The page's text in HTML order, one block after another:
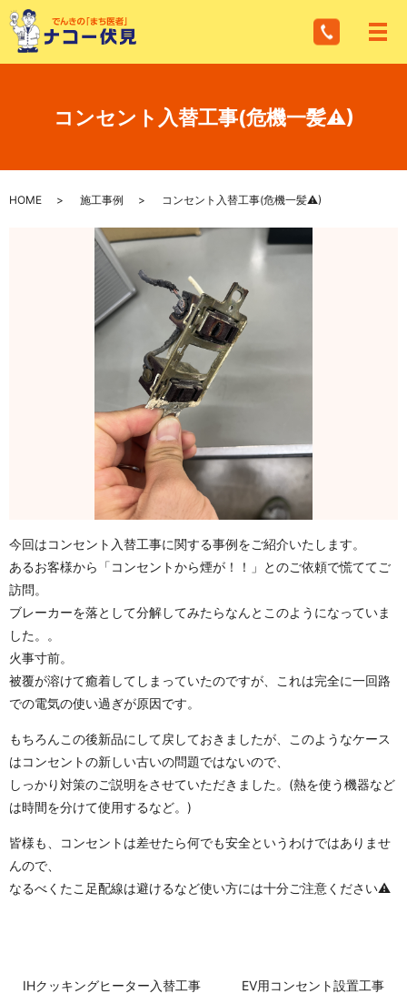
メ
コンセント入替工事(危機一髪⚠)
HOME 施工事例 コンセント入替工事(危機一髪⚠)
今回はコンセント入替工事に関する事例をご紹介いたします。
あるお客様から「コンセントから煙が！！」とのご依頼で慌ててご
訪問。
ブレーカーを落として分解してみたらなんとこのようになっていま
した。。
火事寸前。
被覆が溶けて癒着してしまっていたのですが、これは完全に一回路
での電気の使い過ぎが原因です。
もちろんこの後新品にして戻しておきましたが、このようなケース
はコンセントの新しい古いの問題ではないので、
しっかり対策のご説明をさせていただきました。(熱を使う機器など
は時間を分けて使用するなど。)
皆様も、コンセントは差せたら何でも安全というわけではありませ
んので、
なるべくたこ足配線は避けるなど使い方には十分ご注意ください⚠
IHクッキングヒーター入替工事 EV用コンセント設置工事